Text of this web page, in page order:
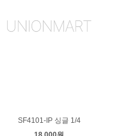
SF4101-IP 싱글 1/4